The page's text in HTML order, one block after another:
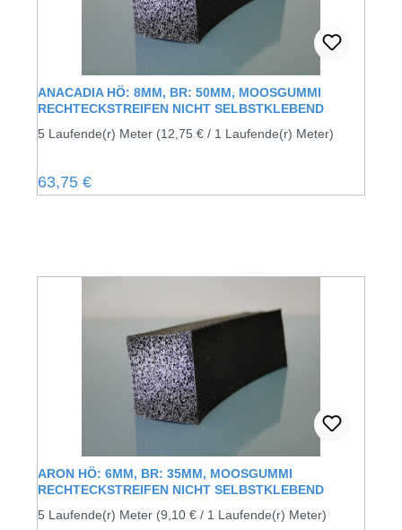
ANACADIA HÖ: 8MM, BR: 50MM, MOOSGUMMI
RECHTECKSTREIFEN NICHT SELBSTKLEBEND
5 Laufende(r) Meter (12,75 € / 1 Laufende(r) Meter)
Regulärer Preis:
63,75 €
ARON HÖ: 6MM, BR: 35MM, MOOSGUMMI
RECHTECKSTREIFEN NICHT SELBSTKLEBEND
5 Laufende(r) Meter (9,10 € / 1 Laufende(r) Meter)